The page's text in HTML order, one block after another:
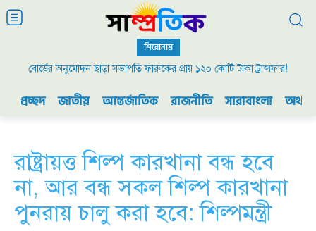
শিরোনাম
বোর্ডের অনুমোদন ছাড়া সভাপতি ফারুকের প্রায় ১২০ কোটি টাকা ট্রান্সফার!
২০০৯ এর বিডিআর বিদ্রোহ এবং ভারতের যুদ্ধ প্রস্তুতি
প্রচ্ছদ জাতীয় আন্তর্জাতিক রাজনীতি সারাবাংলা
রাষ্ট্রায়ত্ত শিল্প কারখানা বন্ধ হবে
না, আর বন্ধ সকল শিল্প কারখানা
পুনরায় চালু করা হবে: শিল্পমন্ত্রী